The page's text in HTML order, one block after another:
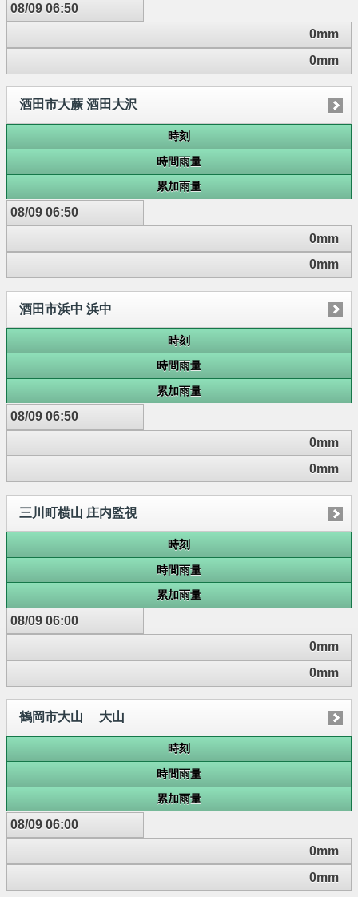
08/09 06:50
0mm
0mm
酒田市大蕨 酒田大沢
時刻
時間雨量
累加雨量
08/09 06:50
0mm
0mm
酒田市浜中 浜中
時刻
時間雨量
累加雨量
08/09 06:50
0mm
0mm
三川町横山 庄内監視
時刻
時間雨量
累加雨量
08/09 06:00
0mm
0mm
鶴岡市大山 大山
時刻
時間雨量
累加雨量
08/09 06:00
0mm
0mm